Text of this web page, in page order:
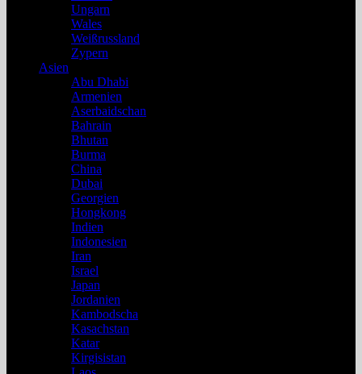
Ungarn
Wales
Weißrussland
Zypern
Asien
Abu Dhabi
Armenien
Aserbaidschan
Bahrain
Bhutan
Burma
China
Dubai
Georgien
Hongkong
Indien
Indonesien
Iran
Israel
Japan
Jordanien
Kambodscha
Kasachstan
Katar
Kirgisistan